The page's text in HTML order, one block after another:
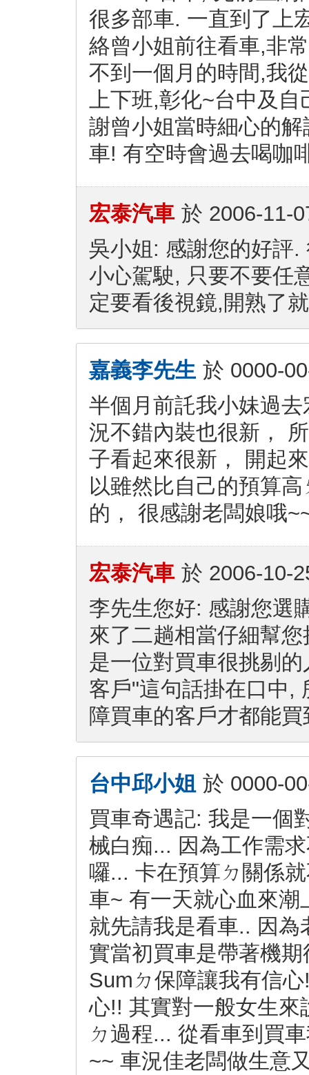
很多部車. 一直到了上
絡曾小姐前往看車,非
不到一個月的時間,我
上下班,彰化~台中及
謝曾小姐當時細心的
車! 有空時會過去喝咖
宏泰汽車 於 2006-11-
吳小姐: 感謝您的好評
小心駕駛, 只要不要任
定要看後視鏡,開熟了
嘉義李先生 於 0000-
半個月前託我小妹過
況不錯內裝也很新，
子看起來很新， 開起
以雖然比自己的預算
的， 很感謝老闆娘哦
宏泰汽車 於 2006-10-
李先生您好: 感謝您選
來了二趟相當仔細幫
是一位對買車很挑剔
客戶"這句話掛在口中,
障買車的客戶才都能
台中邱小姐 於 0000-
買車奇遇記: 我是一個
械白痴... 因為工作需
囉... 卡在預算ㄉ關係
車~ 有一天就心血來
就先請我是看車.. 因
實當初買車是帶著機
Sumㄉ保障讓我有信
心!! 其實對一般女生
ㄉ過程... 從看車到買
~~ 車況佳老闆做生意